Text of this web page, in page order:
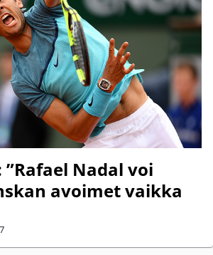
Nadal voi
avoimet vaikka